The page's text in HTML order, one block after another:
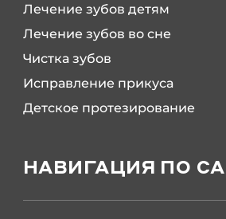
Лечение зубов детям
Лечение зубов во сне
Чистка зубов
Исправление прикуса
Детское протезирование
НАВИГАЦИЯ ПО